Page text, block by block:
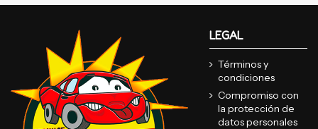
LEGAL
Términos y
condiciones
Compromiso con
la protección de
datos personales